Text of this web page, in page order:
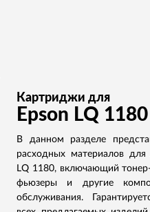
Картриджи для
Epson LQ 1180
В данном разделе
расходных материалов для
LQ 1180, включающий
фьюзеры и другие
обслуживания.